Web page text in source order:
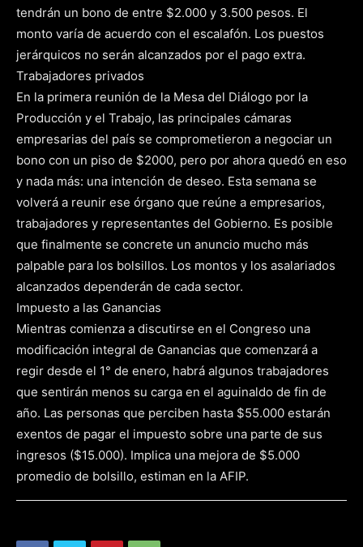
tendrán un bono de entre $2.000 y 3.500 pesos. El
monto varía de acuerdo con el escalafón. Los puestos
jerárquicos no serán alcanzados por el pago extra.
Trabajadores privados
En la primera reunión de la Mesa del Diálogo por la
Producción y el Trabajo, las principales cámaras
empresarias del país se comprometieron a negociar un
bono con un piso de $2000, pero por ahora quedó en eso
y nada más: una intención de deseo. Esta semana se
volverá a reunir ese órgano que reúne a empresarios,
trabajadores y representantes del Gobierno. Es posible
que finalmente se concrete un anuncio mucho más
palpable para los bolsillos. Los montos y los asalariados
alcanzados dependerán de cada sector.
Impuesto a las Ganancias
Mientras comienza a discutirse en el Congreso una
modificación integral de Ganancias que comenzará a
regir desde el 1° de enero, habrá algunos trabajadores
que sentirán menos su carga en el aguinaldo de fin de
año. Las personas que perciben hasta $55.000 estarán
exentos de pagar el impuesto sobre una parte de sus
ingresos ($15.000). Implica una mejora de $5.000
promedio de bolsillo, estiman en la AFIP.